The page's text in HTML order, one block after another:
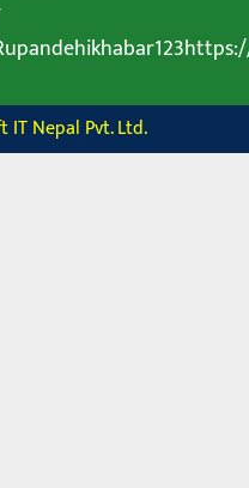
IT Nepal Pvt. Ltd.